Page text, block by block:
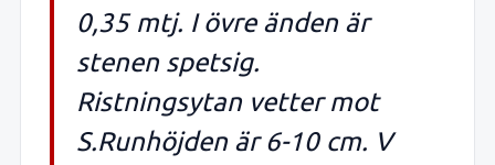
0,35 mtj. I övre änden är
stenen spetsig.
Ristningsytan vetter mot
S.Runhöjden är 6-10 cm. V